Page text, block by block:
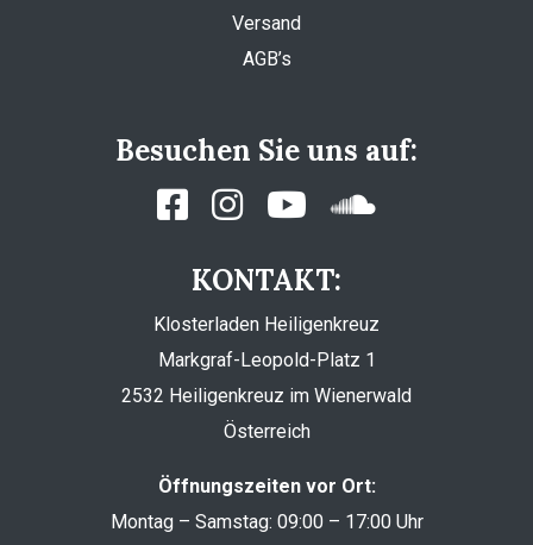
Versand
AGB’s
Besuchen Sie uns auf:
KONTAKT:
Klosterladen Heiligenkreuz
Markgraf-Leopold-Platz 1
2532 Heiligenkreuz im Wienerwald
Österreich
Öffnungszeiten vor Ort:
Montag – Samstag: 09:00 – 17:00 Uhr